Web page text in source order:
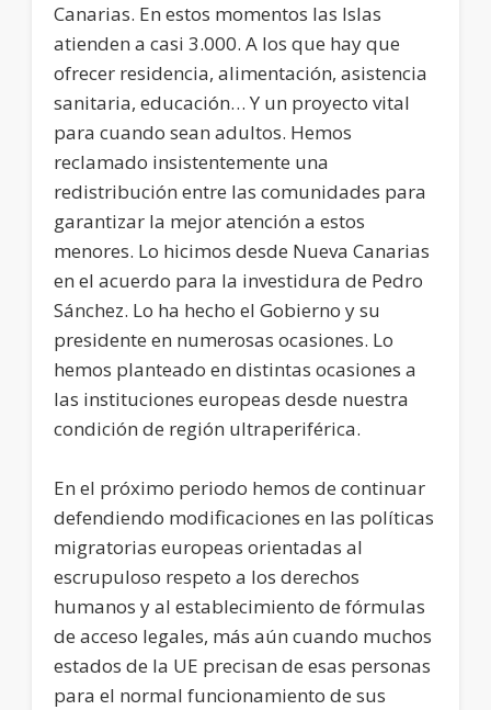
Canarias. En estos momentos las Islas
atienden a casi 3.000. A los que hay que
ofrecer residencia, alimentación, asistencia
sanitaria, educación… Y un proyecto vital
para cuando sean adultos. Hemos
reclamado insistentemente una
redistribución entre las comunidades para
garantizar la mejor atención a estos
menores. Lo hicimos desde Nueva Canarias
en el acuerdo para la investidura de Pedro
Sánchez. Lo ha hecho el Gobierno y su
presidente en numerosas ocasiones. Lo
hemos planteado en distintas ocasiones a
las instituciones europeas desde nuestra
condición de región ultraperiférica.
En el próximo periodo hemos de continuar
defendiendo modificaciones en las políticas
migratorias europeas orientadas al
escrupuloso respeto a los derechos
humanos y al establecimiento de fórmulas
de acceso legales, más aún cuando muchos
estados de la UE precisan de esas personas
para el normal funcionamiento de sus